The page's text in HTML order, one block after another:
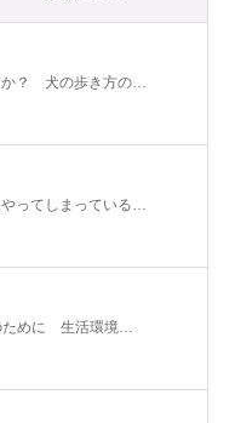
か？ 犬の歩き方の…
ってしまっている…
ために 生活環境…